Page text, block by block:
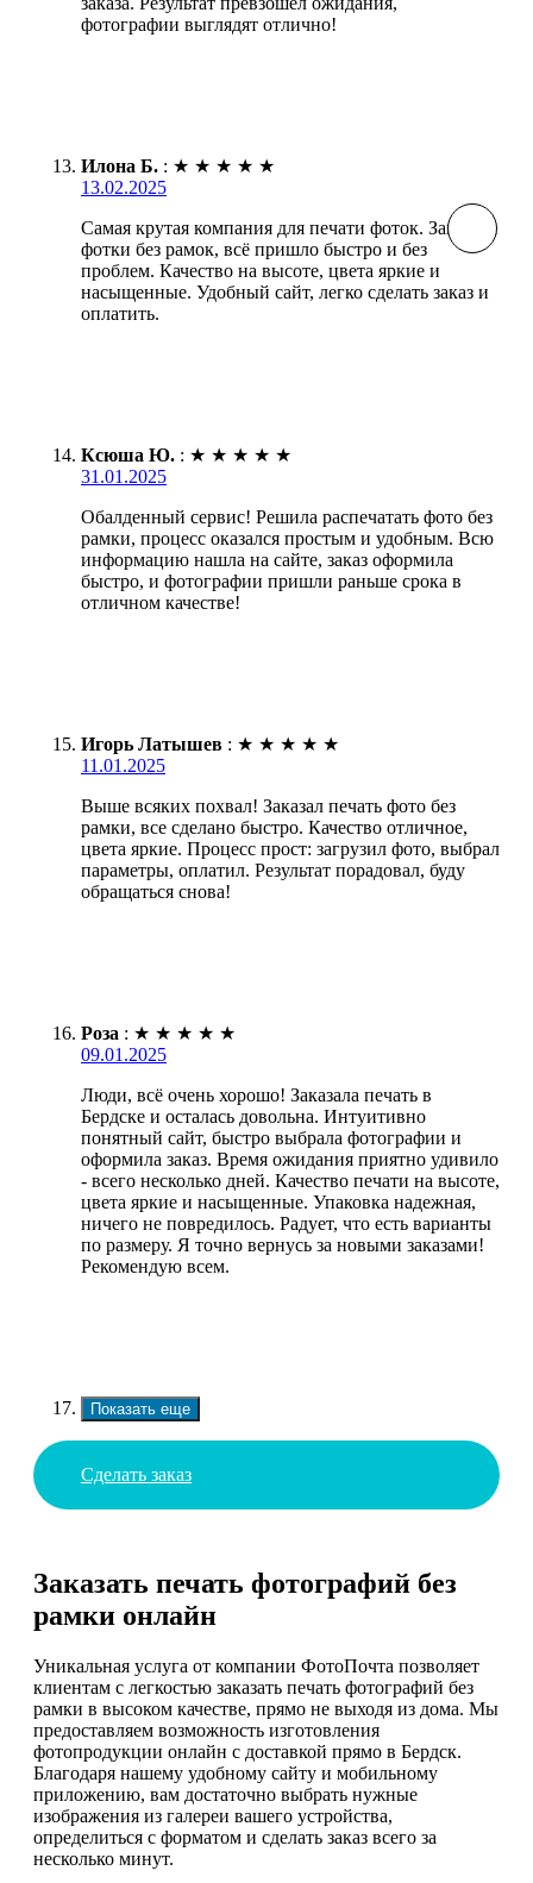
фотографии выглядят отлично!
Илона Б. : ★ ★ ★ ★ ★
13.02.2025
Самая крутая компания для печати фоток. Заказала
фотки без рамок, всё пришло быстро и без
проблем. Качество на высоте, цвета яркие и
насыщенные. Удобный сайт, легко сделать заказ и
оплатить.
Ксюша Ю. : ★ ★ ★ ★ ★
31.01.2025
Обалденный сервис! Решила распечатать фото без
рамки, процесс оказался простым и удобным. Всю
информацию нашла на сайте, заказ оформила
быстро, и фотографии пришли раньше срока в
отличном качестве!
Игорь Латышев : ★ ★ ★ ★ ★
11.01.2025
Выше всяких похвал! Заказал печать фото без
рамки, все сделано быстро. Качество отличное,
цвета яркие. Процесс прост: загрузил фото, выбрал
параметры, оплатил. Результат порадовал, буду
обращаться снова!
Роза : ★ ★ ★ ★ ★
09.01.2025
Люди, всё очень хорошо! Заказала печать в
Бердске и осталась довольна. Интуитивно
понятный сайт, быстро выбрала фотографии и
оформила заказ. Время ожидания приятно удивило
- всего несколько дней. Качество печати на высоте,
цвета яркие и насыщенные. Упаковка надежная,
ничего не повредилось. Радует, что есть варианты
по размеру. Я точно вернусь за новыми заказами!
Рекомендую всем.
Показать еще
Сделать заказ
Заказать печать фотографий без
рамки онлайн
Уникальная услуга от компании ФотоПочта позволяет
клиентам с легкостью заказать печать фотографий без
рамки в высоком качестве, прямо не выходя из дома. Мы
предоставляем возможность изготовления
фотопродукции онлайн с доставкой прямо в Бердск.
Благодаря нашему удобному сайту и мобильному
приложению, вам достаточно выбрать нужные
изображения из галереи вашего устройства,
определиться с форматом и сделать заказ всего за
несколько минут.